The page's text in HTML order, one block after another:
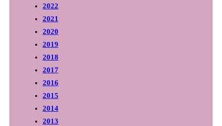
2022
2021
2020
2019
2018
2017
2016
2015
2014
2013